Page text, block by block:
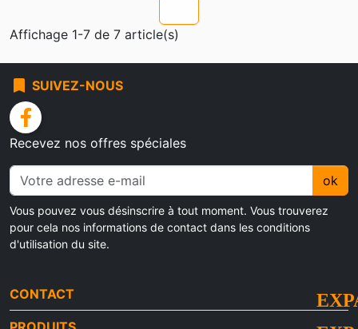
Affichage 1-7 de 7 article(s)
bookmark SUIVEZ-NOUS
facebook
Recevez nos offres spéciales
ok
Vous pouvez vous désinscrire à tout moment. Vous trouverez
pour cela nos informations de contact dans les conditions
d'utilisation du site.
CONTACT